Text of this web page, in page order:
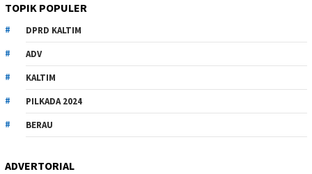
TOPIK POPULER
DPRD KALTIM
ADV
KALTIM
PILKADA 2024
BERAU
ADVERTORIAL